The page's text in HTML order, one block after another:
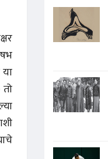
अंश